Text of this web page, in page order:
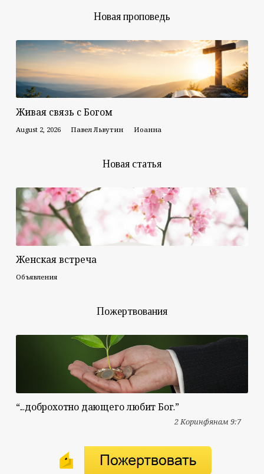
Новая проповедь
Живая связь с Богом
August 2, 2026 Павел Львутин Иоанна
Новая статья
Женская встреча
Объявления
Пожертвования
“...доброхотно дающего любит Бог.”
2 Коринфянам 9:7